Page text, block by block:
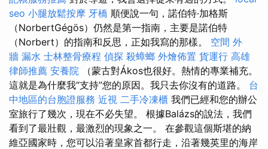
seo 小腿放鬆按摩 牙橋 順便說一句，諾伯特·加格斯
（NorbertGégös）仍然是第一指南，主要是諾伯特
（Norbert）的指南和反思，正如我寫的那樣。 空間 外
牆 漏水 士林整骨療程 偵探 殺蟑螂 外燴佈置 貨運行 高雄
律師推薦 安養院 （蒙古對Ákos也很好。熱情的專業補充。
這就是為什麼我“支持”您的原因。我只去你沒有的道路。 台
中地區的台胞證服務 近視 二手冷凍櫃 我們已經和您的辦公
室旅行了幾次，現在不必失望。 根據Balázs的說法，我們
看到了最壯觀，最激烈的現象之一。 在參觀這個斯堪的納
維亞國家時，您可以沿著皇家首都行走，沿著幾英里的海岸